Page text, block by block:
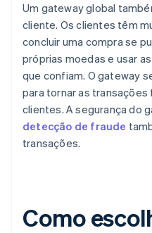
Um gateway global
cliente. Os clientes têm
concluir uma compra se
próprias moedas e usar
que confiam. O gateway
para tornar as
clientes. A segurança do
detecção de fraude
transações.
Como